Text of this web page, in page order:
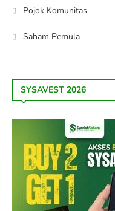
Pojok Komunitas
Saham Pemula
SYSAVEST 2026